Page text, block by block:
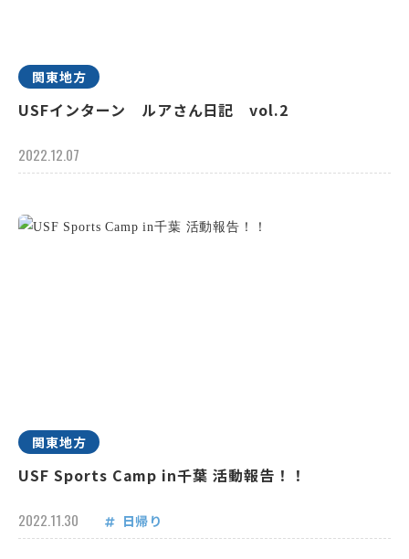
関東地方
USFインターン ルアさん日記 vol.2
2022.12.07
関東地方
USF Sports Camp in千葉 活動報告！！
2022.11.30 日帰り